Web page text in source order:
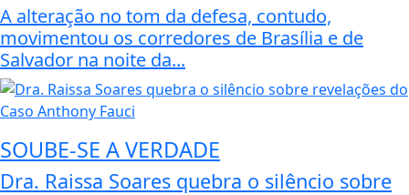
A alteração no tom da defesa, contudo,
movimentou os corredores de Brasília e de
Salvador na noite da...
SOUBE-SE A VERDADE
Dra. Raissa Soares quebra o silêncio sobre